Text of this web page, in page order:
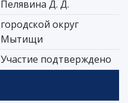
Пелявина Д. Д.
городской округ
Мытищи
Участие подтверждено